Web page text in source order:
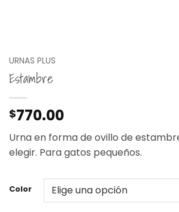
URNAS PLUS
Estambre
$770.00
Urna en forma de ovillo de
elegir. Para gatos pequeños.
Color